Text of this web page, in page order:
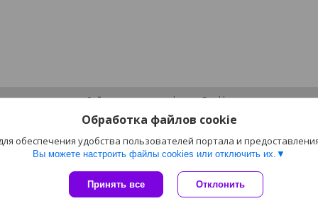
Сайт создан на платформе Deal.by
Политика обработки файлов cookies
Обработка файлов cookie
обеспечения удобства пользователей портала и
Вы можете настроить файлы cookies или отключить их.
Принять все Отклонить
ООО «НАТЭН Тех» | Пожаловаться на контент
Select Language▼